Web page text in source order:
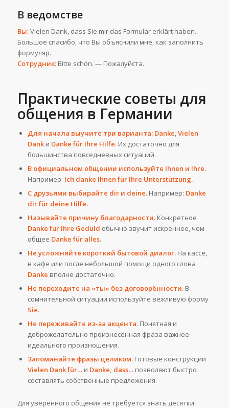
В ведомстве
Вы:Vielen Dank, dass Sie mir das Formular erklärt haben. —
Большое спасибо, что Вы объяснили мне, как заполнить
формуляр.
Сотрудник:Bitte schön. — Пожалуйста.
Практические советы для
общения в Германии
Для начала выучите три варианта: Danke,Vielen
Dankи Danke für Ihre Hilfe. Их достаточно для
большинства повседневных ситуаций.
В официальном общении используйте Ihnen и Ihre.
Например: Ich danke Ihnen für Ihre Unterstützung.
С друзьями выбирайте dir и deine.Например: Danke
dir für deine Hilfe.
Называйте причину благодарности.Конкретное
Danke für Ihre Geduld обычно звучит искреннее, чем
общее Danke für alles.
Не усложняйте короткий бытовой диалог.На кассе,
в кафе или после небольшой помощи одного слова
Danke вполне достаточно.
Не переходите на «ты» без договорённости.В
сомнительной ситуации используйте вежливую форму
Sie.
Не переживайте из-за акцента.Понятная и
доброжелательно произнесённая фраза важнее
идеального произношения.
Запоминайте фразы целиком.Готовые конструкции
Vielen Dank für…и Danke, dass…позволяют быстро
составлять собственные предложения.
Для уверенного общения не требуется знать десятки